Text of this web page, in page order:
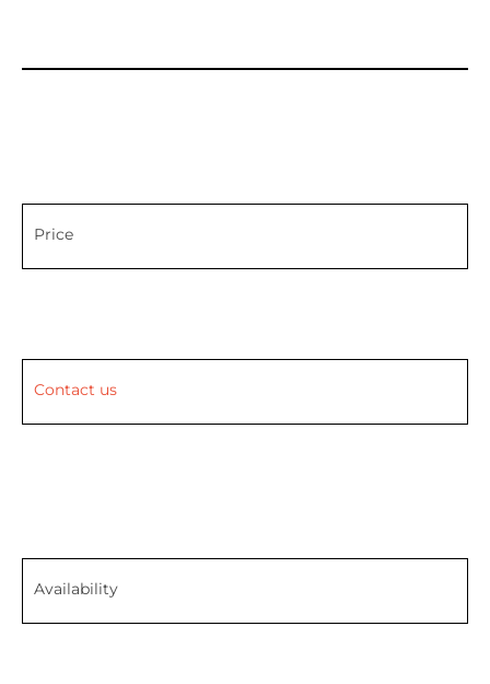
Price
Contact us
Availability